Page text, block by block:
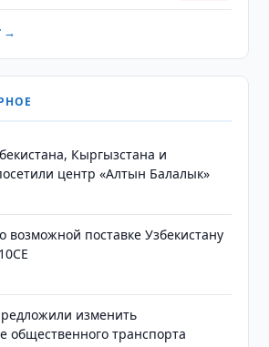
→
Кыргызстана и
центр «Алтын Балалык»
поставке Узбекистану
изменить
общественного транспорта